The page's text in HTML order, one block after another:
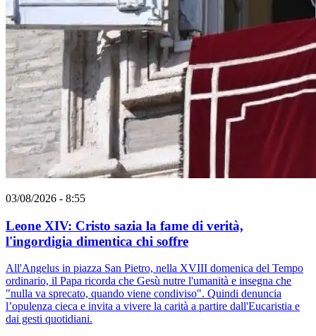
03/08/2026 - 8:55
Leone XIV: Cristo sazia la fame di verità,
l'ingordigia dimentica chi soffre
All'Angelus in piazza San Pietro, nella XVIII domenica del Tempo
ordinario, il Papa ricorda che Gesù nutre l'umanità e insegna che
"nulla va sprecato, quando viene condiviso". Quindi denuncia
l’opulenza cieca e invita a vivere la carità a partire dall'Eucaristia e
dai gesti quotidiani.